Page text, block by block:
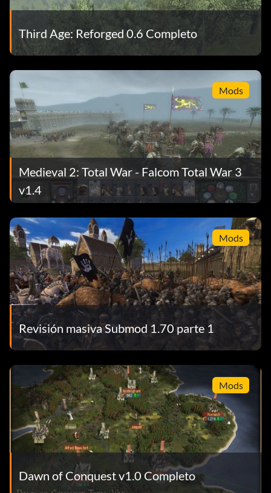
Third Age: Reforged 0.6 Completo
Mods
Medieval 2: Total War - Falcom Total War 3
v1.4
Mods
Revisión masiva Submod 1.70 parte 1
Mods
Dawn of Conquest v1.0 Completo